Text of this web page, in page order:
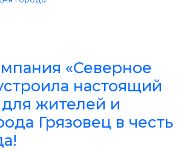
«Северное
настоящий
жителей и
Грязовец в честь